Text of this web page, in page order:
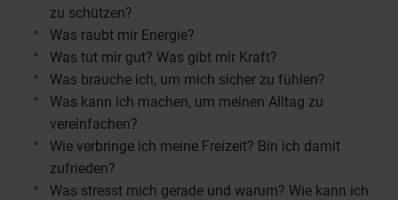
zu schützen?
Was raubt mir Energie?
Was tut mir gut? Was gibt mir Kraft?
Was brauche ich, um mich sicher zu fühlen?
Was kann ich machen, um meinen Alltag zu
vereinfachen?
Wie verbringe ich meine Freizeit? Bin ich damit
zufrieden?
Was stresst mich gerade und warum? Wie kann ich